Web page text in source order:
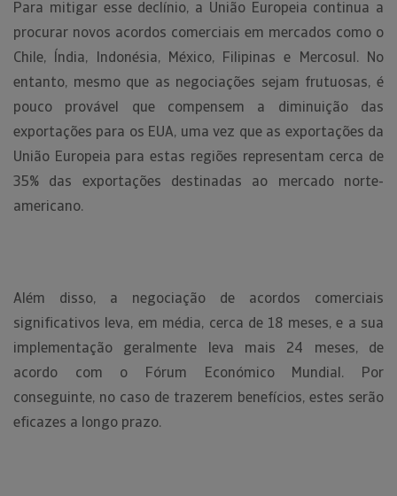
Para mitigar esse declínio, a União Europeia continua a
procurar novos acordos comerciais em mercados como o
Chile, Índia, Indonésia, México, Filipinas e Mercosul. No
entanto, mesmo que as negociações sejam frutuosas, é
pouco provável que compensem a diminuição das
exportações para os EUA, uma vez que as exportações da
União Europeia para estas regiões representam cerca de
35% das exportações destinadas ao mercado norte-
americano.
Além disso, a negociação de acordos comerciais
significativos leva, em média, cerca de 18 meses, e a sua
implementação geralmente leva mais 24 meses, de
acordo com o Fórum Económico Mundial. Por
conseguinte, no caso de trazerem benefícios, estes serão
eficazes a longo prazo.